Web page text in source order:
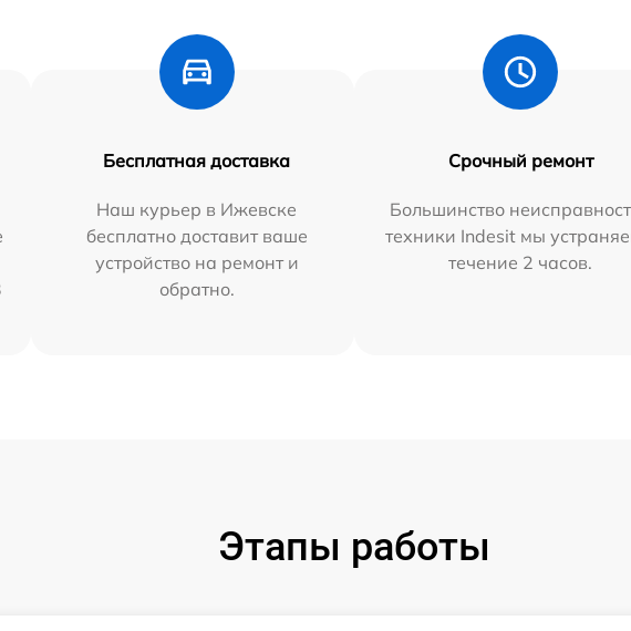
Бесплатная доставка
Наш курьер в Ижевске
бесплатно доставит ваше
устройство на ремонт и
обратно.
Срочный ремонт
Большинство
техники Indesit мы
течение 2 часов.
Этапы работы